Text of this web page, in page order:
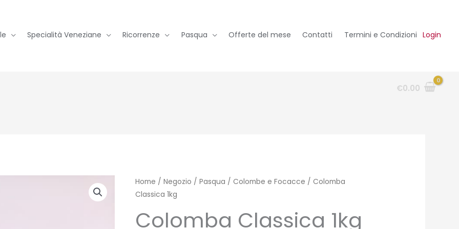
Specialità Veneziane Ricorrenze Pasqua Offerte del mese Contatti Termini e Condizioni Login
€0.00
Home /Negozio /Pasqua /Colombe e Focacce / Colomba
Classica 1kg
Colomba Classica 1kg